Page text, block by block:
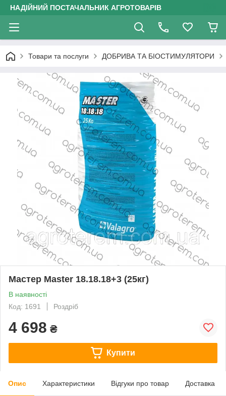
НАДІЙНИЙ ПОСТАЧАЛЬНИК АГРОТОВАРІВ
Товари та послуги ДОБРИВА ТА БІОСТИМУЛЯТОРИ
Мастер Master 18.18.18+3 (25кг)
В наявності
Код: 1691
Роздріб
4 698 ₴
Купити
Опис Характеристики Відгуки про товар Доставка